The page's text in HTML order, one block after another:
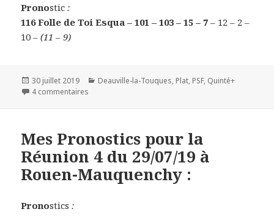
Pronostic:
116 Folle de Toi Esqua – 101 – 103 – 15 – 7 – 12 – 2 –
10 – (11 – 9)
Publié
le
30 juillet 2019 Catégories
Deauville-la-Touques, Plat, PSF, Quinté+
4 commentaires
Mes Pronostics pour la
Réunion 4 du 29/07/19 à
Rouen-Mauquenchy :
Pronostics: